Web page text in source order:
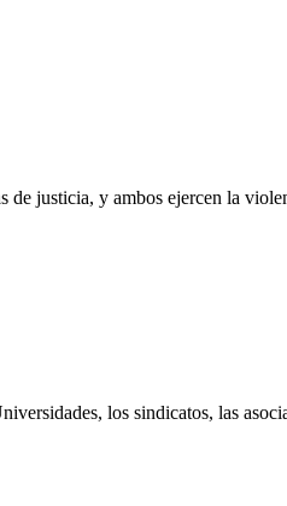
justicia, y ambos ejercen la
los sindicatos, las